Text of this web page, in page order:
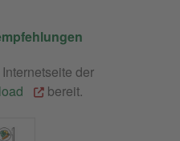
der
bereit.